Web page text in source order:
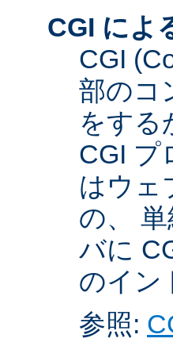
CGI によ
CGI
部のコ
をする
CGI プ
はウェ
の、
バに
のイン
参照: